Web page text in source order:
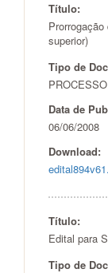
Título:
superior)
Tipo de
Data de
06/06/2008
Download:
Título:
Edital para
Tipo de